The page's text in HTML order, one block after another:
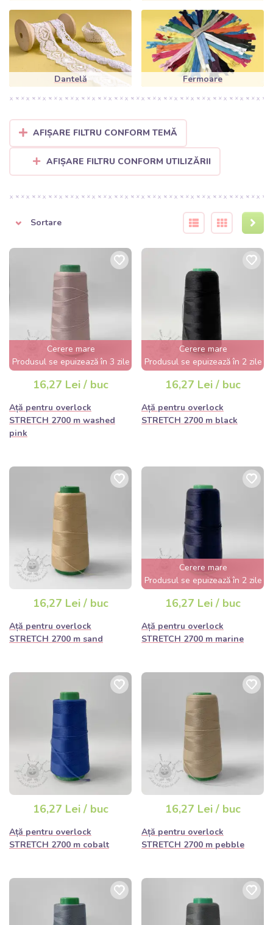
Dantelă Fermoare
AFIȘARE FILTRU CONFORM TEMĂ
AFIȘARE FILTRU CONFORM UTILIZĂRII
Sortare
Cerere mare
Produsul se epuizează în 3 zile
16,27 Lei / buc
Ață pentru overlock
STRETCH 2700 m washed
pink
Cerere mare
Produsul se epuizează în 2 zile
16,27 Lei / buc
Ață pentru overlock
STRETCH 2700 m black
16,27 Lei / buc
Ață pentru overlock
STRETCH 2700 m sand
Cerere mare
Produsul se epuizează în 2 zile
16,27 Lei / buc
Ață pentru overlock
STRETCH 2700 m marine
16,27 Lei / buc
Ață pentru overlock
STRETCH 2700 m cobalt
16,27 Lei / buc
Ață pentru overlock
STRETCH 2700 m pebble